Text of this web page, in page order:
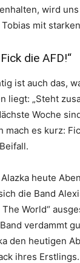
wird
mit
die AFD!“
ist auch das,
liegt: „Steht
Woche
mach es kurz:
heute
die Band
World“
verdammt
den heutigen
ihres Erstlings.